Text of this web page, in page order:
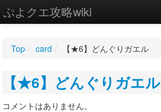
ぷよクエ攻略wiki
WIKI
設定
Top / card / 【★6】どんぐりガエル
【★6】どんぐりガエル
コメントはありません。